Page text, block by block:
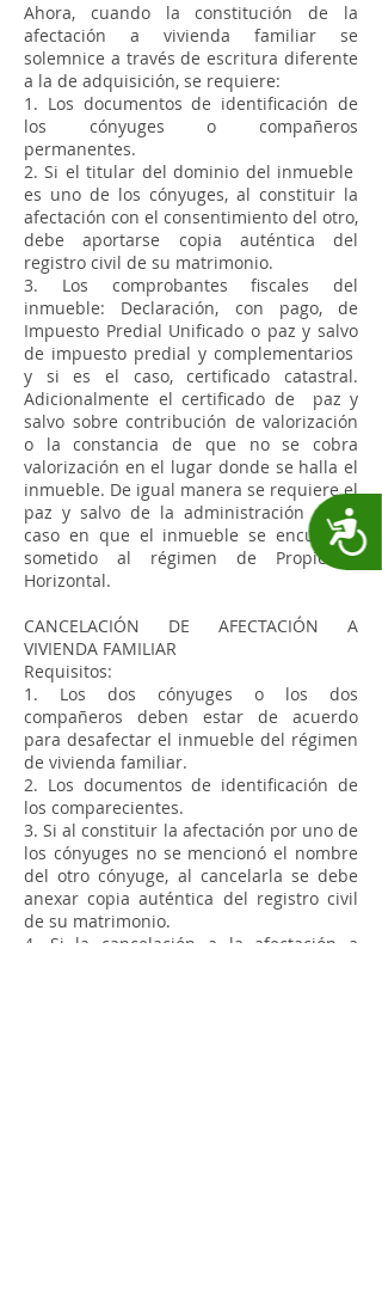
Ahora, cuando la constitución de la
afectación a vivienda familiar se
solemnice a través de escritura diferente
a la de adquisición, se requiere:
1. Los documentos de identificación de
los cónyuges o compañeros
permanentes.
2. Si el titular del dominio del inmueble
es uno de los cónyuges, al constituir la
afectación con el consentimiento del otro,
debe aportarse copia auténtica del
registro civil de su matrimonio.
3. Los comprobantes fiscales del
inmueble: Declaración, con pago, de
Impuesto Predial Unificado o paz y salvo
de impuesto predial y complementarios
y si es el caso, certificado catastral.
Adicionalmente el certificado de paz y
salvo sobre contribución de valorización
o la constancia de que no se cobra
valorización en el lugar donde se halla el
inmueble. De igual manera se requiere el
paz y salvo de la administración en el
caso en que el inmueble se encuentre
sometido al régimen de Propiedad
Horizontal.
CANCELACIÓN DE AFECTACIÓN A
VIVIENDA FAMILIAR
Requisitos:
1. Los dos cónyuges o los dos
compañeros deben estar de acuerdo
para desafectar el inmueble del régimen
de vivienda familiar.
2. Los documentos de identificación de
los comparecientes.
3. Si al constituir la afectación por uno de
los cónyuges no se mencionó el nombre
del otro cónyuge, al cancelarla se debe
anexar copia auténtica del registro civil
de su matrimonio.
4. Si la cancelación a la afectación a